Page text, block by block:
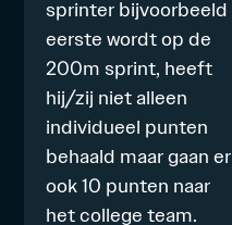
sprinter bijvoorbeeld
eerste wordt op de
200m sprint, heeft
hij/zij niet alleen
individueel punten
behaald maar gaan er
ook 10 punten naar
het college team.